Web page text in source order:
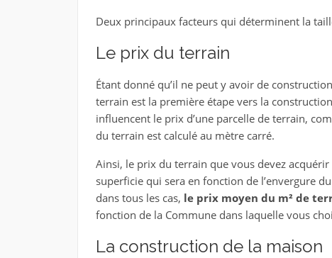
Deux principaux facteurs qui déterminent la
Le prix du terrain
Étant donné qu’il ne peut y avoir de
terrain est la première étape vers la
influencent le prix d’une parcelle de terrain,
du terrain est calculé au mètre carré.
Ainsi, le prix du terrain que vous devez
superficie qui sera en fonction de l’envergure
dans tous les cas, le prix moyen du m² de
fonction de la Commune dans laquelle vous
La construction de la maison